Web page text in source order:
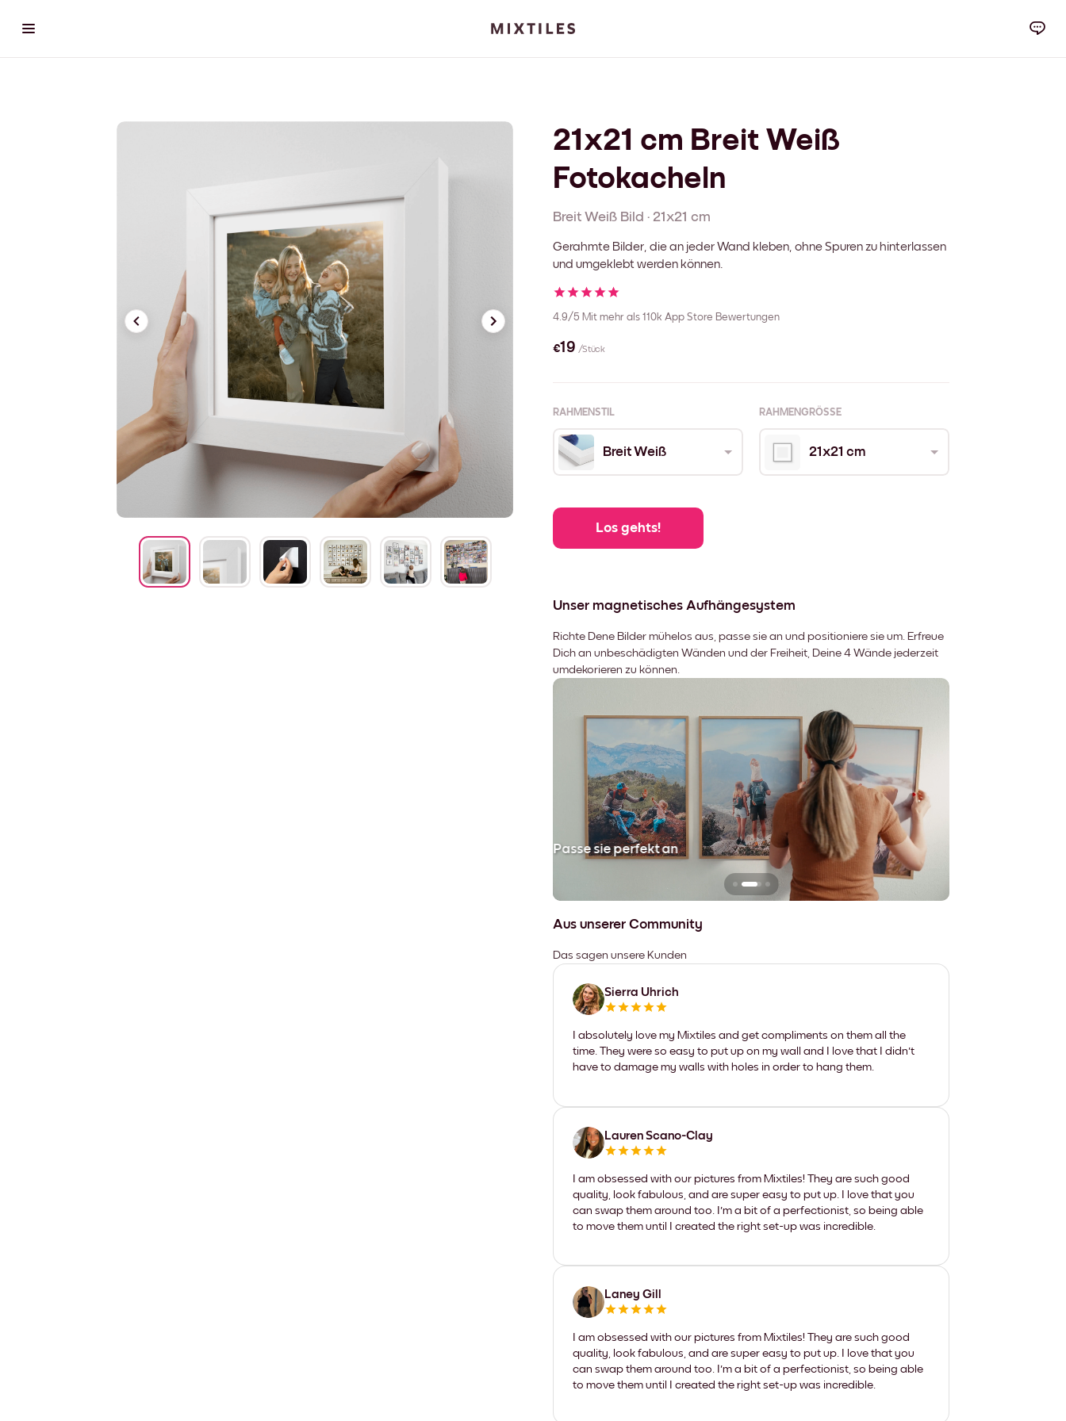
21x21 cm Breit Weiß
Fotokacheln
Breit Weiß Bild · 21x21 cm
Gerahmte Bilder, die an jeder Wand kleben, ohne Spuren zu hinterlassen
und umgeklebt werden können.
4.9/5 Mit mehr als 110k App Store Bewertungen
€19 /Stück
RAHMENSTIL RAHMENGRÖSSE
Breit Weiß 21x21 cm
Los gehts!
Unser magnetisches Aufhängesystem
Richte Dene Bilder mühelos aus, passe sie an und positioniere sie um. Erfreue
Dich an unbeschädigten Wänden und der Freiheit, Deine 4 Wände jederzeit
umdekorieren zu können.
Passe sie perfekt an
Aus unserer Community
Das sagen unsere Kunden
Sierra Uhrich
I absolutely love my Mixtiles and get compliments on them all the
time. They were so easy to put up on my wall and I love that I didn't
have to damage my walls with holes in order to hang them.
Lauren Scano-Clay
I am obsessed with our pictures from Mixtiles! They are such good
quality, look fabulous, and are super easy to put up. I love that you
can swap them around too. I'm a bit of a perfectionist, so being able
to move them until I created the right set-up was incredible.
Laney Gill
I am obsessed with our pictures from Mixtiles! They are such good
quality, look fabulous, and are super easy to put up. I love that you
can swap them around too. I'm a bit of a perfectionist, so being able
to move them until I created the right set-up was incredible.